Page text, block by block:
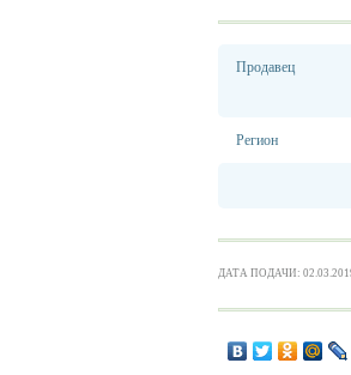
Продавец
Регион
ДАТА ПОДАЧИ: